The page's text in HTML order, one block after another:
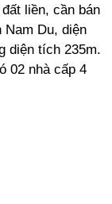
liền, cần bán
Nam Du, diện
diện tích 235m.
02 nhà cấp 4